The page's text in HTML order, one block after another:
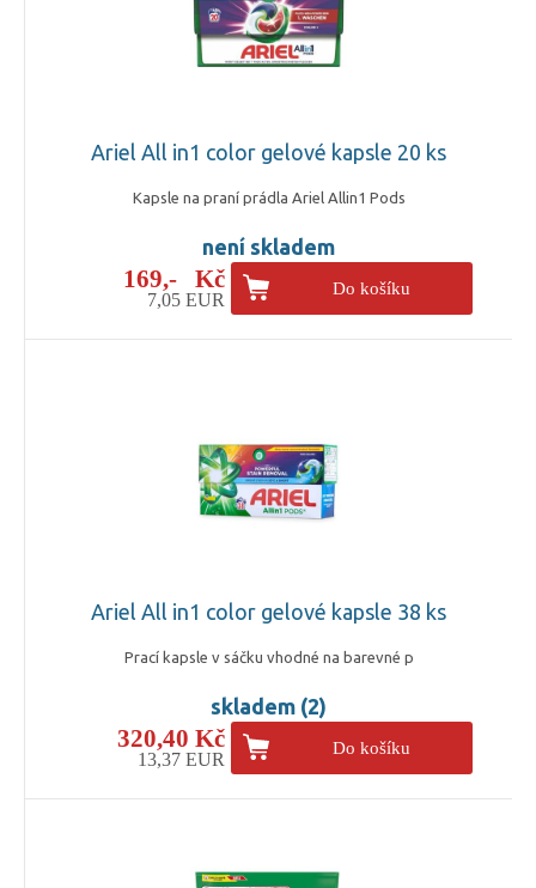
Ariel All in1 color gelové kapsle 20 ks
Kapsle na praní prádla Ariel Allin1 Pods
není skladem
169,- Kč
7,05 EUR
Do košíku
Ariel All in1 color gelové kapsle 38 ks
Prací kapsle v sáčku vhodné na barevné p
skladem (2)
320,40 Kč
13,37 EUR
Do košíku